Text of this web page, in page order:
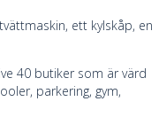
ett kylskåp, en
40 butiker som är värd
parkering, gym,